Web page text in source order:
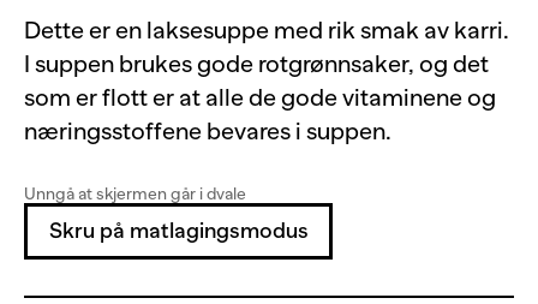
Dette er en laksesuppe med rik smak av karri.
I suppen brukes gode rotgrønnsaker, og det
som er flott er at alle de gode vitaminene og
næringsstoffene bevares i suppen.
Unngå at skjermen går i dvale
Skru på matlagingsmodus